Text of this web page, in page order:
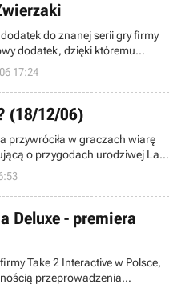
do znanej serii gry firmy
dodatek, dzięki któremu
Simy natomiast zyskają
częścią rodziny i urozmaicą ich
postacie i nowe możliwości, które
17:24
(18/12/06)
przywróciła w graczach wiarę
o przygodach urodziwej Lary
Legendy programiści z
po premierze swego dzieła
Eidos, wydawca tytułu
na temat nadchodzącego
Deluxe - premiera
Take 2 Interactive w Polsce,
przeprowadzenia